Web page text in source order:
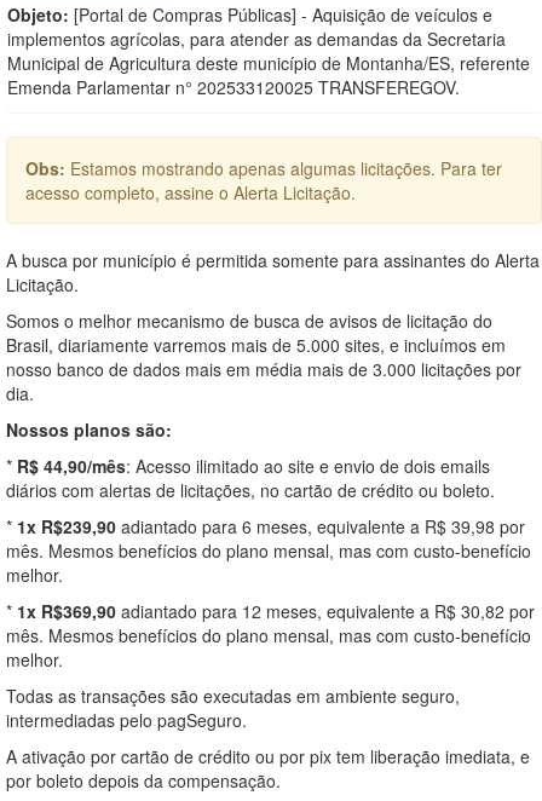
Objeto: [Portal de Compras Públicas] - Aquisição de veículos e
implementos agrícolas, para atender as demandas da Secretaria
Municipal de Agricultura deste município de Montanha/ES, referente
Emenda Parlamentar n° 202533120025 TRANSFEREGOV.
Obs: Estamos mostrando apenas algumas licitações. Para ter
acesso completo, assine o Alerta Licitação.
A busca por município é permitida somente para assinantes do Alerta
Licitação.
Somos o melhor mecanismo de busca de avisos de licitação do
Brasil, diariamente varremos mais de 5.000 sites, e incluímos em
nosso banco de dados mais em média mais de 3.000 licitações por
dia.
Nossos planos são:
* R$ 44,90/mês: Acesso ilimitado ao site e envio de dois emails
diários com alertas de licitações, no cartão de crédito ou boleto.
* 1x R$239,90 adiantado para 6 meses, equivalente a R$ 39,98 por
mês. Mesmos benefícios do plano mensal, mas com custo-benefício
melhor.
* 1x R$369,90 adiantado para 12 meses, equivalente a R$ 30,82 por
mês. Mesmos benefícios do plano mensal, mas com custo-benefício
melhor.
Todas as transações são executadas em ambiente seguro,
intermediadas pelo pagSeguro.
A ativação por cartão de crédito ou por pix tem liberação imediata, e
por boleto depois da compensação.